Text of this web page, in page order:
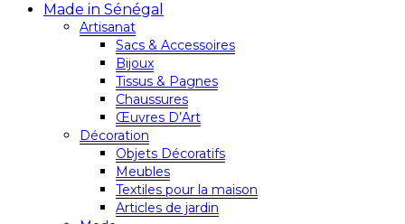
Made in Sénégal
Artisanat
Sacs & Accessoires
Bijoux
Tissus & Pagnes
Chaussures
Œuvres D’Art
Décoration
Objets Décoratifs
Meubles
Textiles pour la maison
Articles de jardin